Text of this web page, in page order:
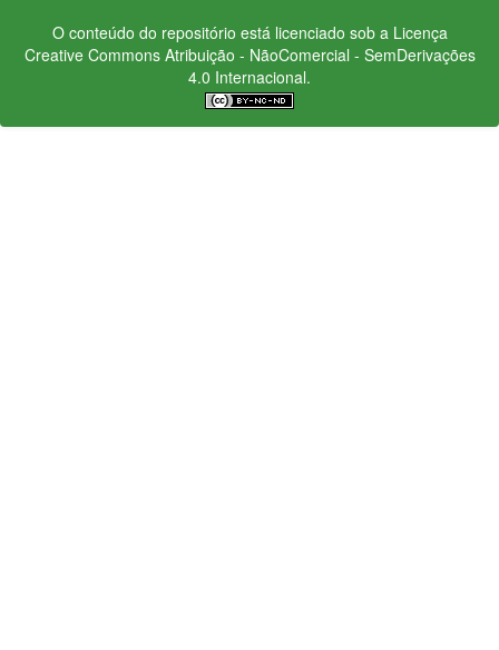
O conteúdo do repositório está licenciado sob a Licença
Creative CommonsAtribuição - NãoComercial - SemDerivações
4.0 Internacional.